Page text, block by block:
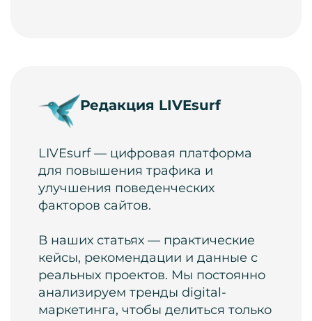
Редакция LIVEsurf
LIVEsurf — цифровая платформа
для повышения трафика и
улучшения поведенческих
факторов сайтов.
В наших статьях — практические
кейсы, рекомендации и данные с
реальных проектов. Мы постоянно
анализируем тренды digital-
маркетинга, чтобы делиться только